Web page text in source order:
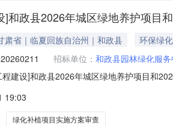
]和政县2026年城区绿地养护项目
肃省｜临夏回族自治州｜和政县
环保绿化
招标单位： 和政县园林绿化服
程建设]和政县2026年城区绿地养护项目和
(公告)开始时间2026-02-1118:32:03竞价
19:03
绿化补植项目实施方案审查